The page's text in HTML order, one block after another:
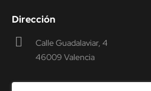
Dirección
Calle Guadalaviar, 4
46009 Valencia